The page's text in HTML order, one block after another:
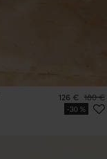
Precio
126 € Precio
180 €